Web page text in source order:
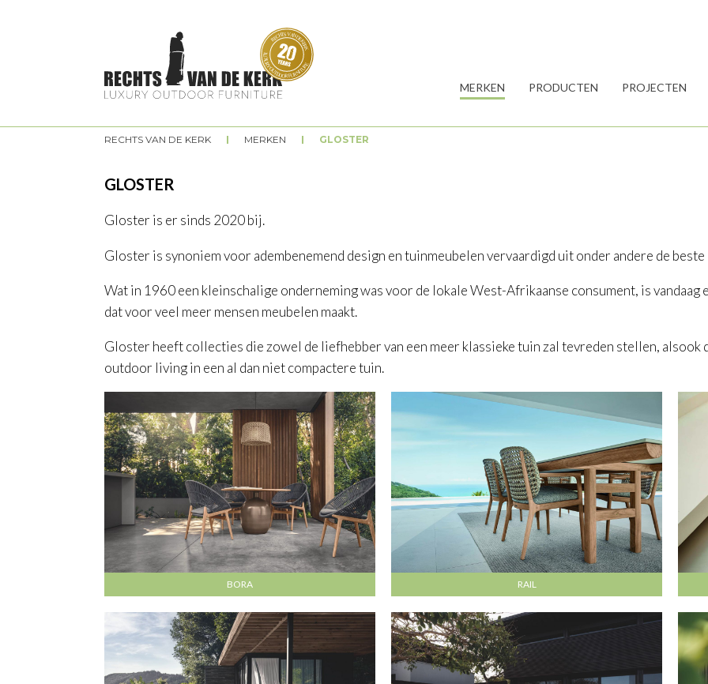
MERKEN PRODUCTEN PROJECTEN
RECHTS VAN DE KERK MERKEN GLOSTER
GLOSTER
Gloster is er sinds 2020 bij.
Gloster is synoniem voor adembenemend design en tuinmeubelen vervaardigd uit onder andere de
Wat in 1960 een kleinschalige onderneming was voor de lokale West-Afrikaanse consument, is
dat voor veel meer mensen meubelen maakt.
Gloster heeft collecties die zowel de liefhebber van een meer klassieke tuin zal tevreden stellen, alsook
outdoor living in een al dan niet compactere tuin.
BORA RAIL